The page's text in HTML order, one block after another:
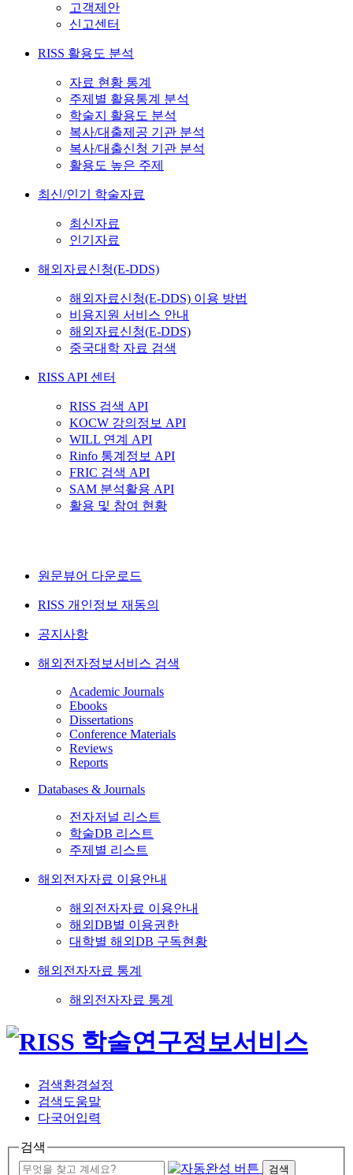
고객제안
신고센터
RISS 활용도 분석
자료 현황 통계
주제별 활용통계 분석
학술지 활용도 분석
복사/대출제공 기관 분석
복사/대출신청 기관 분석
활용도 높은 주제
최신/인기 학술자료
최신자료
인기자료
해외자료신청(E-DDS)
해외자료신청(E-DDS) 이용 방법
비용지원 서비스 안내
해외자료신청(E-DDS)
중국대학 자료 검색
RISS API 센터
RISS 검색 API
KOCW 강의정보 API
WILL 연계 API
Rinfo 통계정보 API
FRIC 검색 API
SAM 분석활용 API
활용 및 참여 현황
원문뷰어 다운로드
RISS 개인정보 재동의
공지사항
해외전자정보서비스 검색
Academic Journals
Ebooks
Dissertations
Conference Materials
Reviews
Reports
Databases & Journals
전자저널 리스트
학술DB 리스트
주제별 리스트
해외전자자료 이용안내
해외전자자료 이용안내
해외DB별 이용권한
대학별 해외DB 구독현황
해외전자자료 통계
해외전자자료 통계
검색환경설정
검색도움말
다국어입력
검색
검색